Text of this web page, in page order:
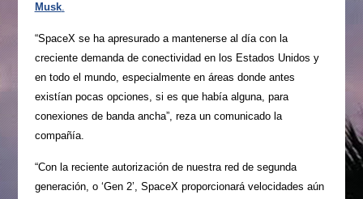
Musk.
“SpaceX se ha apresurado a mantenerse al día con la
creciente demanda de conectividad en los Estados Unidos y
en todo el mundo, especialmente en áreas donde antes
existían pocas opciones, si es que había alguna, para
conexiones de banda ancha”, reza un comunicado la
compañía.
“Con la reciente autorización de nuestra red de segunda
generación, o ‘Gen 2’, SpaceX proporcionará velocidades aún